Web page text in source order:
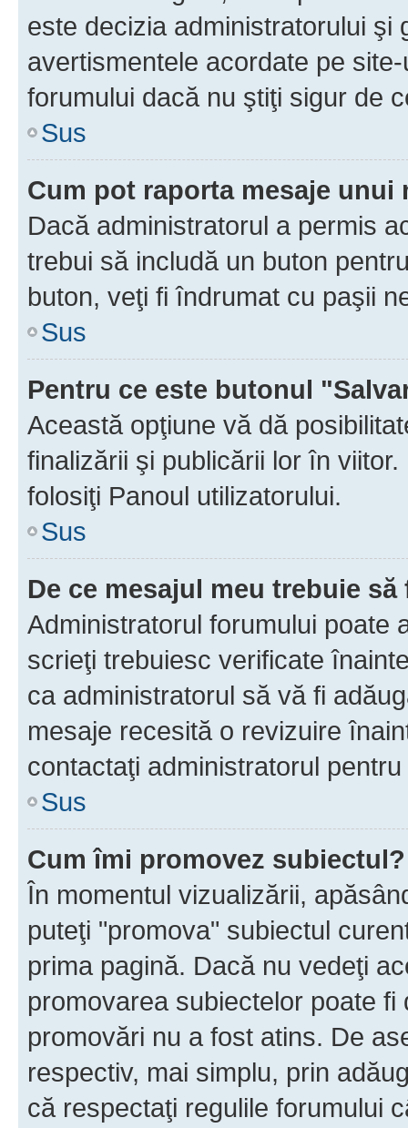
este decizia administratorului şi
avertismentele acordate pe
forumului dacă nu ştiţi sigur de
Sus
Cum pot raporta mesaje unui
Dacă administratorul a permis
trebui să includă un buton
buton, veţi fi îndrumat cu paşii
Sus
Pentru ce este butonul
Această opţiune vă dă
finalizării şi publicării lor în
folosiţi Panoul utilizatorului.
Sus
De ce mesajul meu trebuie
Administratorul forumului poate
scrieţi trebuiesc verificate
ca administratorul să vă fi
mesaje recesită o revizuire
contactaţi administratorul
Sus
Cum îmi promovez subiectul?
În momentul vizualizării,
puteţi "promova" subiectul
prima pagină. Dacă nu vedeţi
promovarea subiectelor poate
promovări nu a fost atins. De
respectiv, mai simplu, prin
că respectaţi regulile forumului